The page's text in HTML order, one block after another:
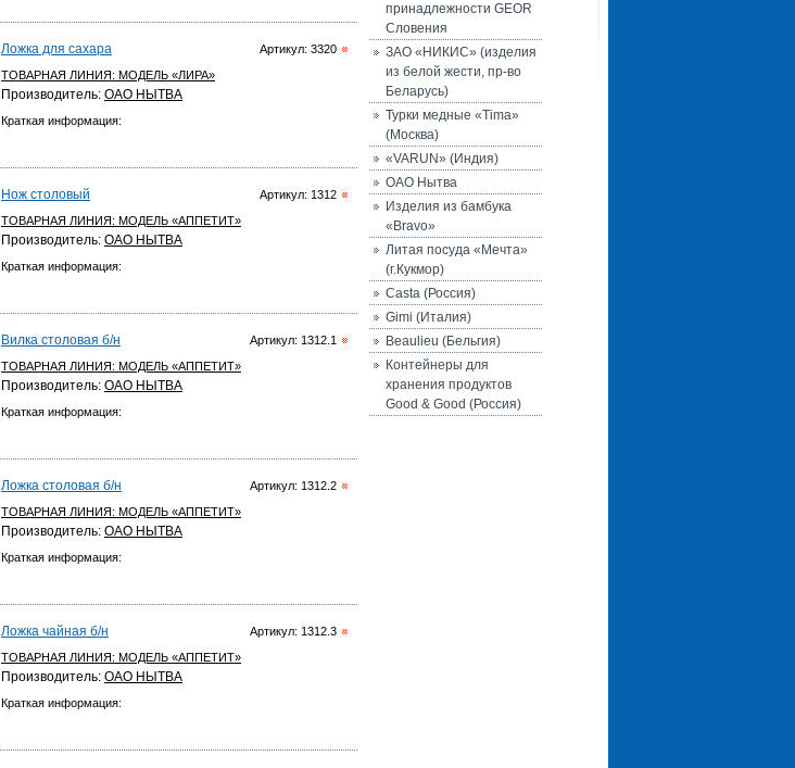
Артикул: 3320
Ложка для сахара
ТОВАРНАЯ ЛИНИЯ: МОДЕЛЬ «ЛИРА»
Производитель: ОАО НЫТВА
Краткая информация:
Артикул: 1312
Нож столовый
ТОВАРНАЯ ЛИНИЯ: МОДЕЛЬ «АППЕТИТ»
Производитель: ОАО НЫТВА
Краткая информация:
Артикул: 1312.1
Вилка столовая б/н
ТОВАРНАЯ ЛИНИЯ: МОДЕЛЬ «АППЕТИТ»
Производитель: ОАО НЫТВА
Краткая информация:
Артикул: 1312.2
Ложка столовая б/н
ТОВАРНАЯ ЛИНИЯ: МОДЕЛЬ «АППЕТИТ»
Производитель: ОАО НЫТВА
Краткая информация:
Артикул: 1312.3
Ложка чайная б/н
ТОВАРНАЯ ЛИНИЯ: МОДЕЛЬ «АППЕТИТ»
Производитель: ОАО НЫТВА
Краткая информация:
принадлежности GEOR
Словения
ЗАО «НИКИС» (изделия
из белой жести, пр-во
Беларусь)
Турки медные «Tima»
(Москва)
«VARUN» (Индия)
ОАО Нытва
Изделия из бамбука
«Bravo»
Литая посуда «Мечта»
(г.Кукмор)
Casta (Россия)
Gimi (Италия)
Beaulieu (Бельгия)
Контейнеры для
хранения продуктов
Good & Good (Россия)